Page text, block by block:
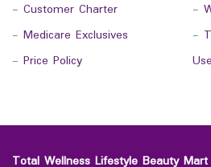
- Customer Charter
- Medicare Exclusives
- Price Policy
-
-
Use
Total Wellness Lifestyle Beauty Mart